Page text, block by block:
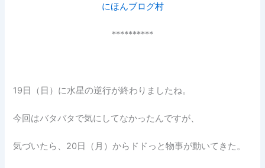
にほんブログ村
**********
19日（日）に水星の逆行が終わりましたね。
今回はバタバタで気にしてなかったんですが、
気づいたら、20日（月）からドドっと物事が動いてきた。